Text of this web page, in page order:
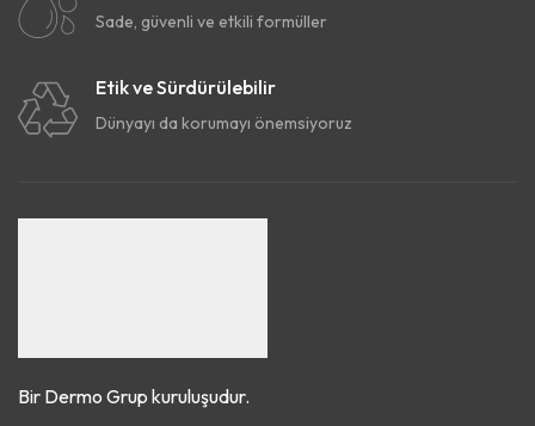
Sade, güvenli ve etkili formüller
Etik ve Sürdürülebilir
Dünyayı da korumayı önemsiyoruz
Bir Dermo Grup kuruluşudur.